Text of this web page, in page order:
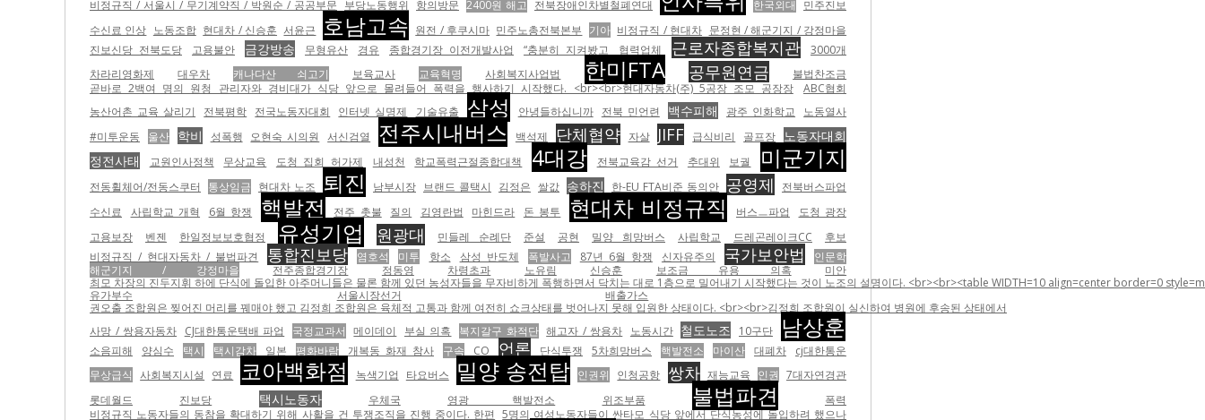
비정규직 / 서울시 / 무기계약직 / 박원순 / 공공부문 부당노동행위 항의방문 2400원 해고 전북장애인차별철폐연대 한국외대 민주진보
수신료 인상 노동조합 현대차 / 신승훈 서윤근 호남고속 원전 / 후쿠시마 민주노총전북본부 기아 비정규직 / 현대차 문정현 / 해군기지 / 강정마을
진보신당 전북도당
고용불안 금강방송 무형유산 경유 종합경기장 이전개발사업 “충분히 지켜봤고 협력업체 근로자종합복지관
3000개
차라리영화제
대우차 캐나다산 쇠고기 보육교사 교육혁명 사회복지사업법 한미FTA 공무원연금
불법찬조금
곧바로 2백여 명의 원청 관리자와 경비대가 식당 앞으로 몰려들어 폭력을 행사하기 시작했다. <br><br>현대자동차(주) 5공장 조모 공장장
ABC협회
농산어촌 교육 살리기
전북평학 전국노동자대회 인터넷 실명제 기술유출 삼성 안녕들하십니까 전북 민언련 백수피해 광주 인화학교
노동열사
#미투운동
울산 학비 성폭행 오현숙 시의원 서신검열 전주시내버스 백석제 단체협약 자살 JIFF 급식비리 골프장 노동자대회
정전사태
교원인사정책 무상교육 도청 집회 허가제 내성천 학교폭력근절종합대책 4대강 전북교육감 선거 추대위 보궐 미군기지
전동휠체어/전동스쿠터 통상임금 현대차 노조 퇴진 남부시장 브랜드 콜택시 김정은 쌀값 송하진 한-EU FTA비준 동의안 공영제
전북버스파업
수신료
사립학교 개혁 6월 항쟁 핵발전 전주 촛불 질의 김영란법 마힌드라 돈 봉투 현대차 비정규직 버스ㅡ파업
도청 광장
고용보장
벤젠 한일정보보호협정 유성기업 원광대 민들레 순례단 준설 공현 밀양 희망버스 사립학교 드레곤레이크CC
후보
비정규직 / 현대자동차 / 불법파견
통합진보당 염호석 미투 항소 삼성 반도체 폭발사고 87년 6월 항쟁 신자유주의 국가보안법
인문학
해군기지 / 강정마을
전주종합경기장 정동영 차령초과 노유림 신승훈 보조금 유용 의혹
미안
최모 차장의 진두지휘 하에 단식에 돌입한 아주머니들은 물론 함께 있던 농성자들을 무자비하게 폭행하면서 닥치는 대로 1층으로 밀어내기 시작했다는 것이 노조의 설명이다. <br><br><table WIDTH=10 align=center border=0
유가부수
서울시장선거
배출가스
권오출 조합원은 찢어진 머리를 꿰매야 했고 김정희 조합원은 육체적 고통과 함께 여전히 쇼크상태를 벗어나지 못해 입원한 상태이다. <br><br>김정희 조합원이 실신하여 병원에 후송된 상태에서
사망 / 쌍용자동차 CJ대한통운택배 파업 국정교과서 메이데이 부실 의혹 복지갈구 화적단 해고자 / 쌍용차 노동시간 철도노조 10구단 남상훈
소음피해 양심수 택시 택시감차 일본 평화바람 개복동 화재 참사 구속 CO 언론 단식투쟁 5차희망버스 핵발전소 마이산 대폐차
cj대한통운
무상급식
사회복지시설 연료 코아백화점 녹색기업 타요버스 밀양 송전탑 인권위 인청공항 쌍차 재능교육 인권 7대자연경관
롯데월드
진보당 택시노동자 우체국 영광 핵발전소 위조부품 불법파견
폭력
비정규직 노동자들의 동참을 확대하기 위해 사활을 건 투쟁조직을 진행 중이다. 한편
5명의 여성노동자들이 싼타모 식당 앞에서 단식농성에 돌입하려 했으나